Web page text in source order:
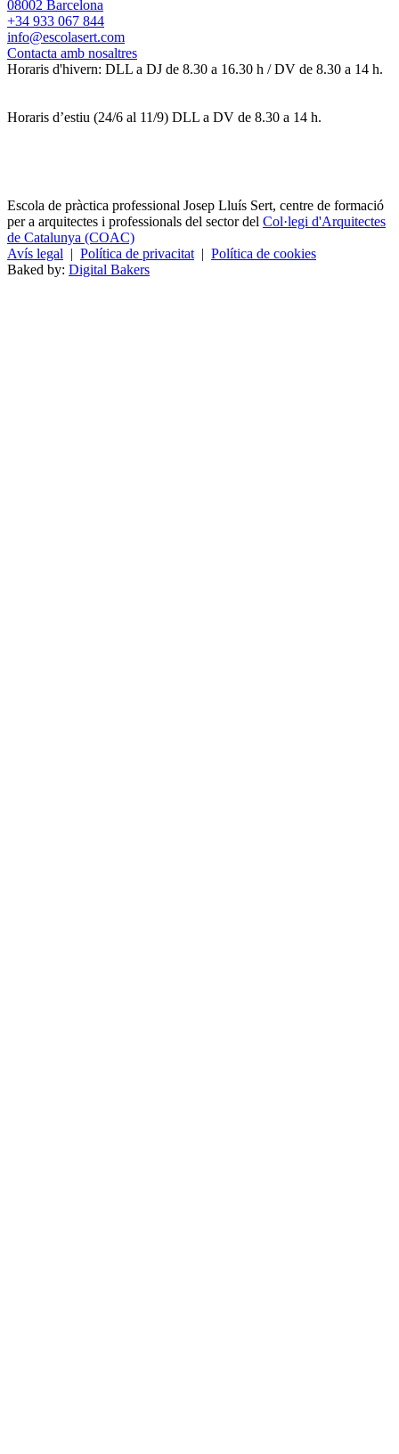
08002 Barcelona
+34 933 067 844
info@escolasert.com
Contacta amb nosaltres
Horaris d'hivern: DLL a DJ de 8.30 a 16.30 h / DV de 8.30 a 14 h.
Horaris d’estiu (24/6 al 11/9) DLL a DV de 8.30 a 14 h.
Escola de pràctica professional Josep Lluís Sert, centre de formació
per a arquitectes i professionals del sector del Col·legi d'Arquitectes
de Catalunya (COAC)
Avís legal | Política de privacitat | Política de cookies
Baked by: Digital Bakers